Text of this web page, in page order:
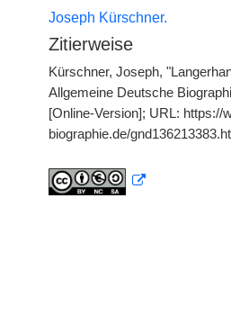
Joseph Kürschner.
Zitierweise
Kürschner, Joseph,
Allgemeine Deutsche
[Online-Version]; URL: https://
biographie.de/